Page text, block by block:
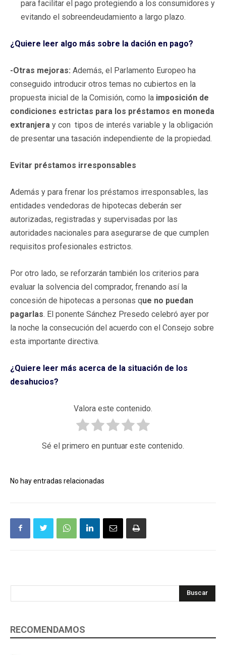
para facilitar el pago protegiendo a los consumidores y
evitando el sobreendeudamiento a largo plazo.
¿Quiere leer algo más sobre la dación en pago?
-Otras mejoras: Además, el Parlamento Europeo ha
conseguido introducir otros temas no cubiertos en la
propuesta inicial de la Comisión, como la imposición de
condiciones estrictas para los préstamos en moneda
extranjera y con tipos de interés variable y la obligación
de presentar una tasación independiente de la propiedad.
Evitar préstamos irresponsables
Además y para frenar los préstamos irresponsables, las
entidades vendedoras de hipotecas deberán ser
autorizadas, registradas y supervisadas por las
autoridades nacionales para asegurarse de que cumplen
requisitos profesionales estrictos.
Por otro lado, se reforzarán también los criterios para
evaluar la solvencia del comprador, frenando así la
concesión de hipotecas a personas que no puedan
pagarlas. El ponente Sánchez Presedo celebró ayer por
la noche la consecución del acuerdo con el Consejo sobre
esta importante directiva.
¿Quiere leer más acerca de la situación de los
desahucios?
Valora este contenido.
Sé el primero en puntuar este contenido.
No hay entradas relacionadas
Buscar
RECOMENDAMOS